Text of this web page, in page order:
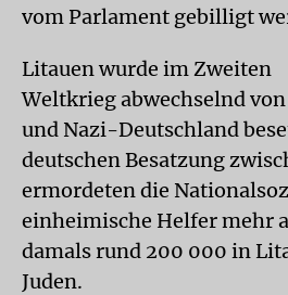
vom Parlament gebilligt
Litauen wurde im Zweiten
Weltkrieg abwechselnd
und Nazi-Deutschland
deutschen Besatzung
ermordeten die
einheimische Helfer mehr
damals rund 200 000 in
Juden.